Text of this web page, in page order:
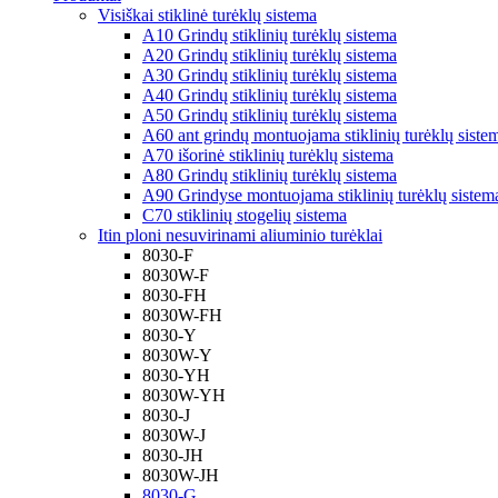
Visiškai stiklinė turėklų sistema
A10 Grindų stiklinių turėklų sistema
A20 Grindų stiklinių turėklų sistema
A30 Grindų stiklinių turėklų sistema
A40 Grindų stiklinių turėklų sistema
A50 Grindų stiklinių turėklų sistema
A60 ant grindų montuojama stiklinių turėklų
A70 išorinė stiklinių turėklų sistema
A80 Grindų stiklinių turėklų sistema
A90 Grindyse montuojama stiklinių turėklų
C70 stiklinių stogelių sistema
Itin ploni nesuvirinami aliuminio turėklai
8030-F
8030W-F
8030-FH
8030W-FH
8030-Y
8030W-Y
8030-YH
8030W-YH
8030-J
8030W-J
8030-JH
8030W-JH